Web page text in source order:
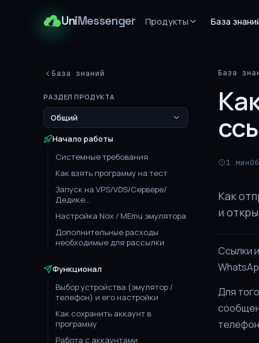
UniMessenger Продукты База
База знаний
РАЗДЕЛ ПРОДУКТА
Общий
Начало работы
Системные требования
Как взять программу на тест
Запуск на VPS/VDS/Сервере/
Дедике...
Настройка Nox / MEmu эмулятора
Дополнительные расходы
необходимые для рассылки
Функционал
Выбор устройства (эмулятор /
телефон) и его настройки
Как сохранить аккаунт в
программу
Работа с аккаунтами
База
1 мин
Как
и
Ссылки
Для